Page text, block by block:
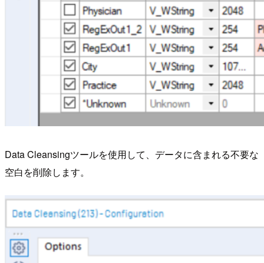
Data Cleansingツールを使用して、データに含まれる不要な
空白を削除します。